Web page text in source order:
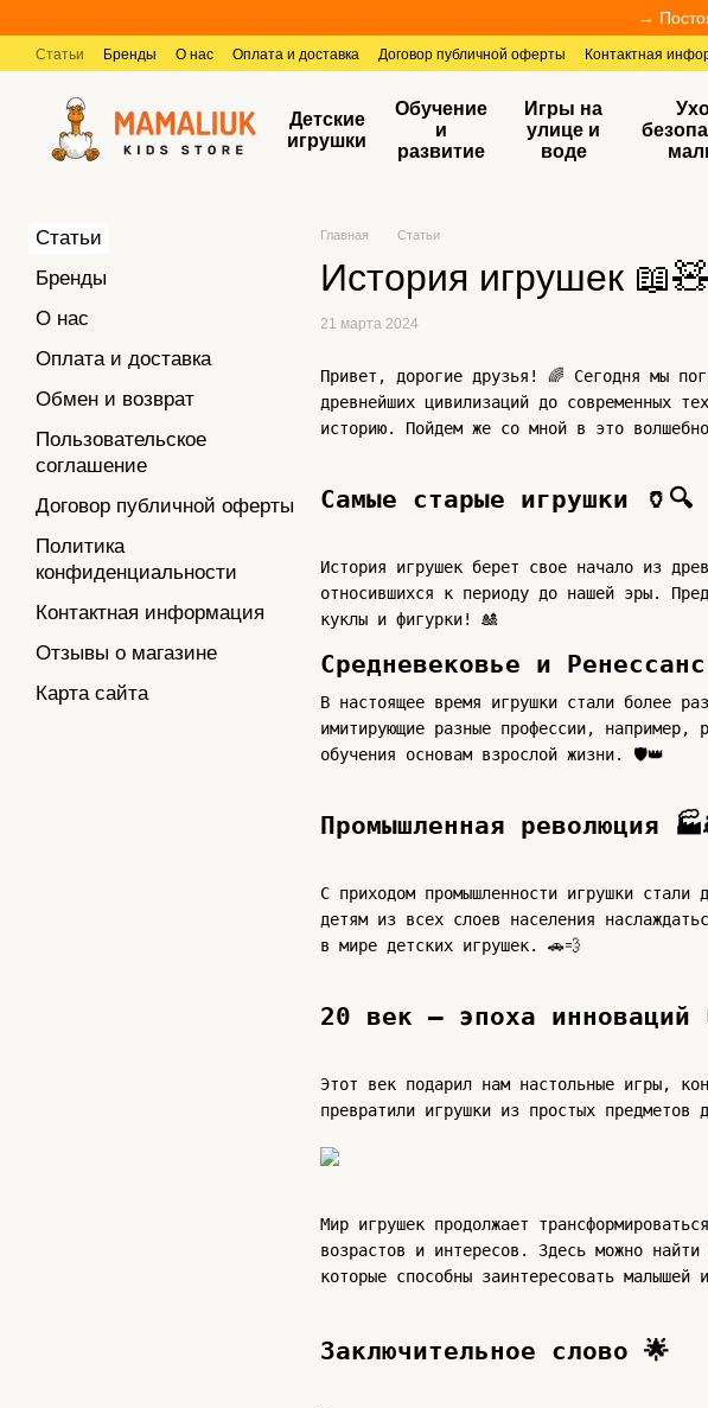
→
Статьи Бренды О нас Оплата и доставка Договор публичной оферты Контактная
Детские
игрушки
Обучение
и
развитие
Игры на
улице и
воде
Главная Статьи
История игрушек 📖🧸
21 марта 2024
Привет, дорогие друзья! 🌈 Сегодня мы
древнейших цивилизаций до современных
историю. Пойдем же со мной в это
Самые старые игрушки 🏺🔍
История игрушек берет свое начало из
относившихся к периоду до нашей эры.
куклы и фигурки! 🎎
Средневековье и Ренессанс
В настоящее время игрушки стали более
имитирующие разные профессии,
обучения основам взрослой жизни. 🛡👑
Промышленная революция
С приходом промышленности игрушки стали
детям из всех слоев населения
в мире детских игрушек. 🚗💨
20 век – эпоха инноваций
Этот век подарил нам настольные игры,
превратили игрушки из простых
Мир игрушек продолжает
возрастов и интересов. Здесь можно
которые способны заинтересовать
Заключительное слово 🌟
Статьи
Бренды
О нас
Оплата и доставка
Обмен и возврат
Пользовательское
соглашение
Договор публичной оферты
Политика
конфиденциальности
Контактная информация
Отзывы о магазине
Карта сайта